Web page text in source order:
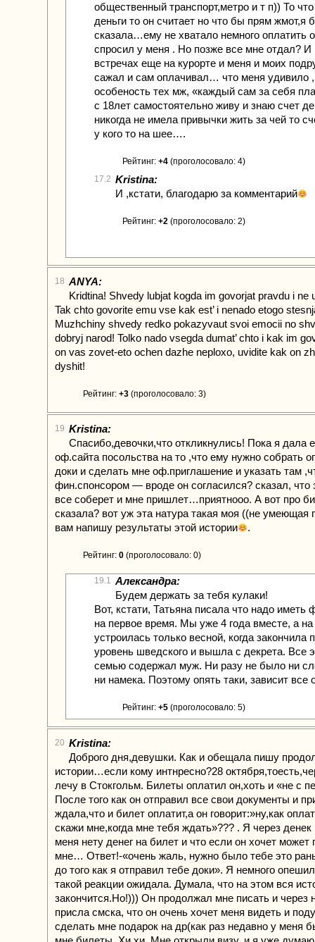
общественный транспорт,метро и т п)) То
деньги то он считает но что бы прям жмот,я
сказала…ему не хватало немного оплатить
спросил у меня . Но позже все мне отдал? И
встречах еще на курорте и меня и моих
сажал и сам оплачивал… что меня удивило ,
особеность тех мж, «каждый сам за себя
с 18лет самостоятельно живу и знаю счет
никогда не имела привычки жить за чей то
у кого то на шее….
Рейтинг: +4 (проголосовало: 4)
17.2 Kristina:
И ,кстати, благодарю за комментарий
Рейтинг: +2 (проголосовало: 2)
18 ANYA:
Kridtina! Shvedy lubjat kogda im govorjat pravdu i ne
Tak chto govorite emu vse kak est’ i nenado etogo
Muzhchiny shvedy redko pokazyvaut svoi emocii no
dobryj narod! Tolko nado vsegda dumat’ chto i kak im
on vas zovet-eto ochen dazhe neploxo, uvidite kak on
dyshit!
Рейтинг: +3 (проголосовало: 3)
19 Kristina:
Спасибо,девочки,что откликнулись! Пока я дала
оф.сайта посольства на то ,что ему нужно собрать
доки и сделать мне оф.приглашение и указать там
фин.спонсором — вроде он согласился? сказал, что
все соберет и мне пришлет…приятнооо. А вот про
сказала? вот уж эта натура такая моя ((не умеющая
вам напишу результаты этой истории
.
Рейтинг: 0 (проголосовало: 0)
19.1 Александра:
Будем держать за тебя кулаки!
Вот, кстати, Татьяна писала что надо иметь
на первое время. Мы уже 4 года вместе, а на
устроилась только весной, когда закончила
уровень шведского и вышла с декрета. Все
семью содержал муж. Ни разу не было ни
ни намека. Поэтому опять таки, зависит все
Рейтинг: +5 (проголосовало: 5)
20 Kristina:
Доброго дня,девушки. Как и обещала пишу
истории…если кому интнресно?28
лечу в Стокгольм. Билеты оплатил он,хоть и «не с
После того как он отправил все свои документы и
ждала,что и билет оплатит,а он говорит:»ну,как
скажи мне,когда мне тебя ждать»??? . Я через денек
меня нету денег на билет и что если он хочет может
мне… Ответ!-«очень жаль, нужно было тебе это
до того как я отправил тебе доки». Я немного
такой реакции ожидала. Думала, что на этом вся
закончится.Но!))) Он продолжал мне писать и через
присла смска, что он очень хочет меня видеть и
сделать мне подарок на др(как раз недавно у меня